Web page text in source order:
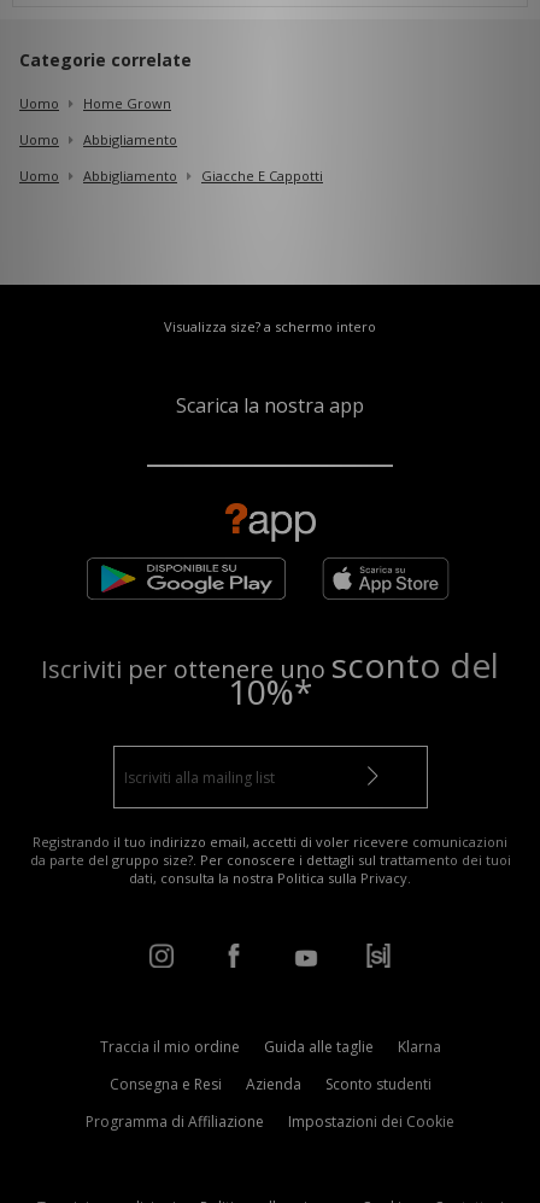
Categorie correlate
Uomo
Home Grown
Uomo
Abbigliamento
Uomo
Abbigliamento Giacche E Cappotti
Visualizza size? a schermo intero
Scarica la nostra app
Iscriviti per ottenere uno sconto del
10%*
Registrando il tuo indirizzo email, accetti di voler ricevere comunicazioni
da parte del gruppo size?. Per conoscere i dettagli sul trattamento dei tuoi
dati, consulta la nostra Politica sulla Privacy.
Traccia il mio ordine Guida alle taglie
Klarna
Consegna e Resi
Azienda
Sconto studenti
Programma di Affiliazione
Impostazioni dei Cookie